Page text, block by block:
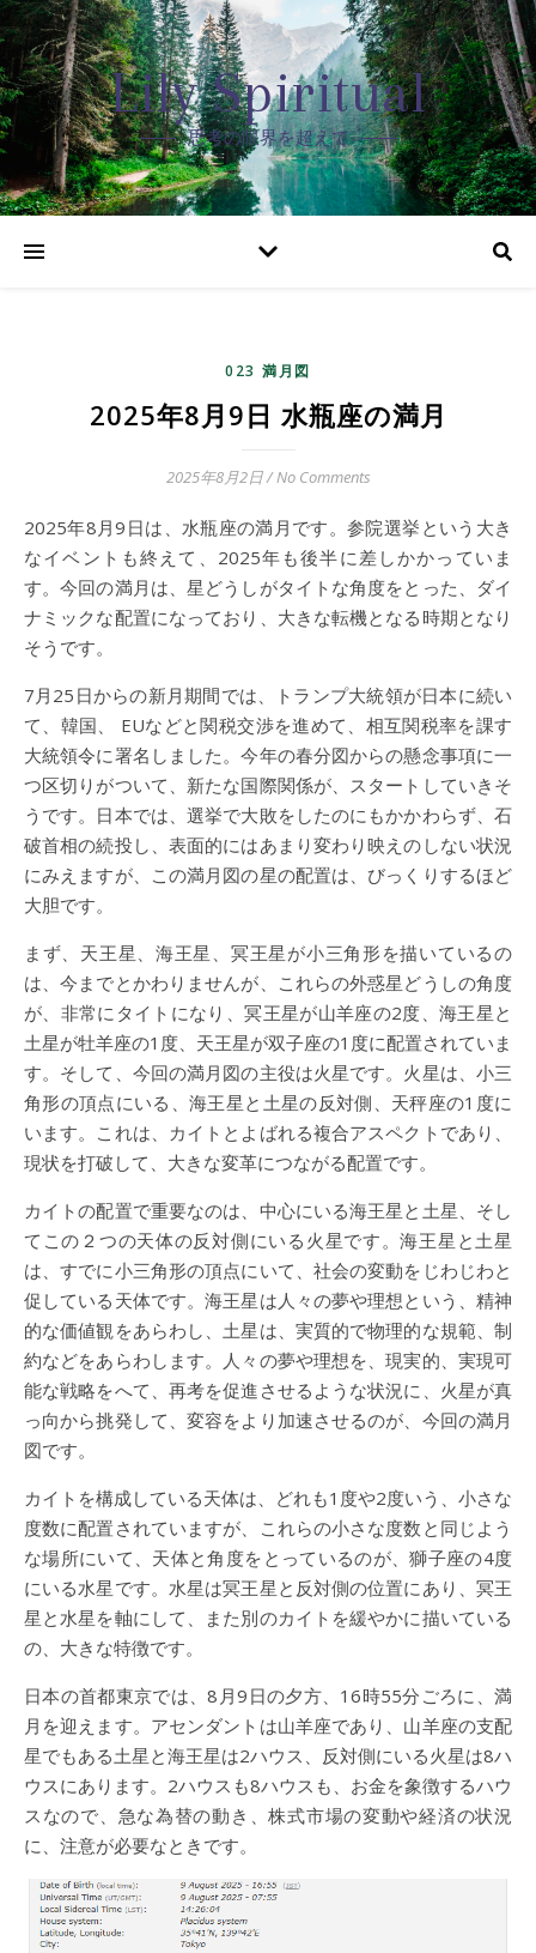
Lily Spiritual
思考の限界を超えて
023 満月図
2025年8月9日 水瓶座の満月
2025年8月2日/No Comments
2025年8月9日は、水瓶座の満月です。参院選挙という大き
なイベントも終えて、2025年も後半に差しかかっていま
す。今回の満月は、星どうしがタイトな角度をとった、ダイ
ナミックな配置になっており、大きな転機となる時期となり
そうです。
7月25日からの新月期間では、トランプ大統領が日本に続い
て、韓国、 EUなどと関税交渉を進めて、相互関税率を課す
大統領令に署名しました。今年の春分図からの懸念事項に一
つ区切りがついて、新たな国際関係が、スタートしていきそ
うです。日本では、選挙で大敗をしたのにもかかわらず、石
破首相の続投し、表面的にはあまり変わり映えのしない状況
にみえますが、この満月図の星の配置は、びっくりするほど
大胆です。
まず、天王星、海王星、冥王星が小三角形を描いているの
は、今までとかわりませんが、これらの外惑星どうしの角度
が、非常にタイトになり、冥王星が山羊座の2度、海王星と
土星が牡羊座の1度、天王星が双子座の1度に配置されていま
す。そして、今回の満月図の主役は火星です。火星は、小三
角形の頂点にいる、海王星と土星の反対側、天秤座の1度に
います。これは、カイトとよばれる複合アスペクトであり、
現状を打破して、大きな変革につながる配置です。
カイトの配置で重要なのは、中心にいる海王星と土星、そし
てこの２つの天体の反対側にいる火星です。海王星と土星
は、すでに小三角形の頂点にいて、社会の変動をじわじわと
促している天体です。海王星は人々の夢や理想という、精神
的な価値観をあらわし、土星は、実質的で物理的な規範、制
約などをあらわします。人々の夢や理想を、現実的、実現可
能な戦略をへて、再考を促進させるような状況に、火星が真
っ向から挑発して、変容をより加速させるのが、今回の満月
図です。
カイトを構成している天体は、どれも1度や2度いう、小さな
度数に配置されていますが、これらの小さな度数と同じよう
な場所にいて、天体と角度をとっているのが、獅子座の4度
にいる水星です。水星は冥王星と反対側の位置にあり、冥王
星と水星を軸にして、また別のカイトを緩やかに描いている
の、大きな特徴です。
日本の首都東京では、8月9日の夕方、16時55分ごろに、満
月を迎えます。アセンダントは山羊座であり、山羊座の支配
星でもある土星と海王星は2ハウス、反対側にいる火星は8ハ
ウスにあります。2ハウスも8ハウスも、お金を象徴するハウ
スなので、急な為替の動き、株式市場の変動や経済の状況
に、注意が必要なときです。